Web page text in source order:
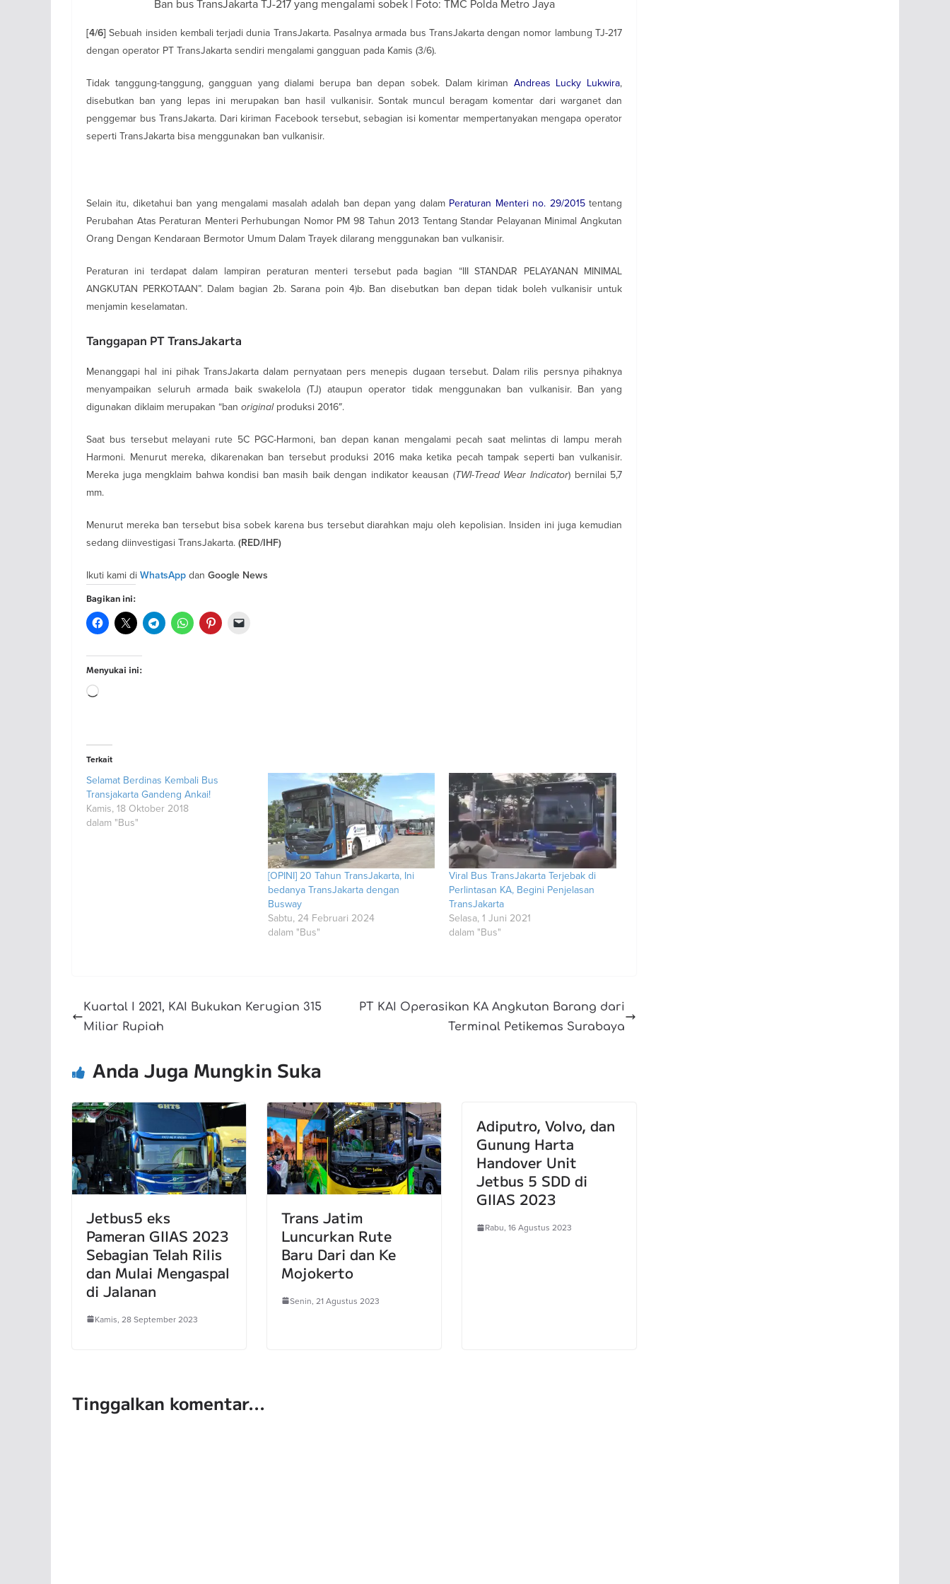
Ban bus TransJakarta TJ-217 yang mengalami sobek | Foto: TMC Polda Metro Jaya
[4/6]Sebuah insiden kembali terjadi dunia TransJakarta. Pasalnya armada bus TransJakarta dengan nomor lambung TJ-217
dengan operator PT TransJakarta sendiri mengalami gangguan pada Kamis (3/6).
Tidak tanggung-tanggung, gangguan yang dialami berupa ban depan sobek. Dalam kiriman Andreas Lucky Lukwira,
disebutkan ban yang lepas ini merupakan ban hasil vulkanisir. Sontak muncul beragam komentar dari warganet dan
penggemar bus TransJakarta. Dari kiriman Facebook tersebut, sebagian isi komentar mempertanyakan mengapa operator
seperti TransJakarta bisa menggunakan ban vulkanisir.
Selain itu, diketahui ban yang mengalami masalah adalah ban depan yang dalam Peraturan Menteri no. 29/2015tentang
Perubahan Atas Peraturan Menteri Perhubungan Nomor PM 98 Tahun 2013 Tentang Standar Pelayanan Minimal Angkutan
Orang Dengan Kendaraan Bermotor Umum Dalam Trayek dilarang menggunakan ban vulkanisir.
Peraturan ini terdapat dalam lampiran peraturan menteri tersebut pada bagian “III STANDAR PELAYANAN MINIMAL
ANGKUTAN PERKOTAAN”. Dalam bagian 2b. Sarana poin 4)b. Ban disebutkan ban depan tidak boleh vulkanisir untuk
menjamin keselamatan.
Tanggapan PT TransJakarta
Menanggapi hal ini pihak TransJakarta dalam pernyataan pers menepis dugaan tersebut. Dalam rilis persnya pihaknya
menyampaikan seluruh armada baik swakelola (TJ) ataupun operator tidak menggunakan ban vulkanisir. Ban yang
digunakan diklaim merupakan “ban original produksi 2016″.
Saat bus tersebut melayani rute 5C PGC-Harmoni, ban depan kanan mengalami pecah saat melintas di lampu merah
Harmoni. Menurut mereka, dikarenakan ban tersebut produksi 2016 maka ketika pecah tampak seperti ban vulkanisir.
Mereka juga mengklaim bahwa kondisi ban masih baik dengan indikator keausan (TWI-Tread Wear Indicator) bernilai 5,7
mm.
Menurut mereka ban tersebut bisa sobek karena bus tersebut diarahkan maju oleh kepolisian. Insiden ini juga kemudian
sedang diinvestigasi TransJakarta. (RED/IHF)
Ikuti kami di WhatsApp dan Google News
Bagikan ini:
Menyukai ini:
Memuat...
Terkait
Selamat Berdinas Kembali Bus
Transjakarta Gandeng Ankai!
Kamis, 18 Oktober 2018
dalam "Bus"
[OPINI] 20 Tahun TransJakarta, Ini
bedanya TransJakarta dengan
Busway
Sabtu, 24 Februari 2024
dalam "Bus"
Viral Bus TransJakarta Terjebak di
Perlintasan KA, Begini Penjelasan
TransJakarta
Selasa, 1 Juni 2021
dalam "Bus"
Kuartal I 2021, KAI Bukukan Kerugian 315
Miliar Rupiah
PT KAI Operasikan KA Angkutan Barang dari
Terminal Petikemas Surabaya
Anda Juga Mungkin Suka
Jetbus5 eks
Pameran GIIAS 2023
Sebagian Telah Rilis
dan Mulai Mengaspal
di Jalanan
Kamis, 28 September 2023
Trans Jatim
Luncurkan Rute
Baru Dari dan Ke
Mojokerto
Senin, 21 Agustus 2023
Adiputro, Volvo, dan
Gunung Harta
Handover Unit
Jetbus 5 SDD di
GIIAS 2023
Rabu, 16 Agustus 2023
Tinggalkan komentar...